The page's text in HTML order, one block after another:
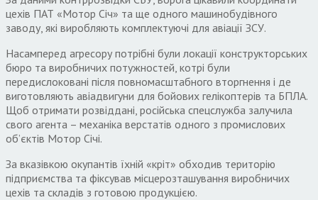
цехів ПАТ «Мотор Січ» та ще одного машинобудівного
заводу, які виробляють комплектуючі для авіації ЗСУ.
Насамперед агресору потрібні були локації конструкторських
бюро та виробничих потужностей, котрі були
передислоковані після повномасштабного вторгнення і де
виготовляють авіадвигуни для бойових гелікоптерів та БПЛА.
Щоб отримати розвіддані, російська спецслужба залучила
свого агента – механіка верстатів одного з промислових
об’єктів Мотор Січі.
За вказівкою окупантів їхній «кріт» обходив територію
підприємства та фіксував місцерозташування виробничих
цехів та складів з готовою продукцією.